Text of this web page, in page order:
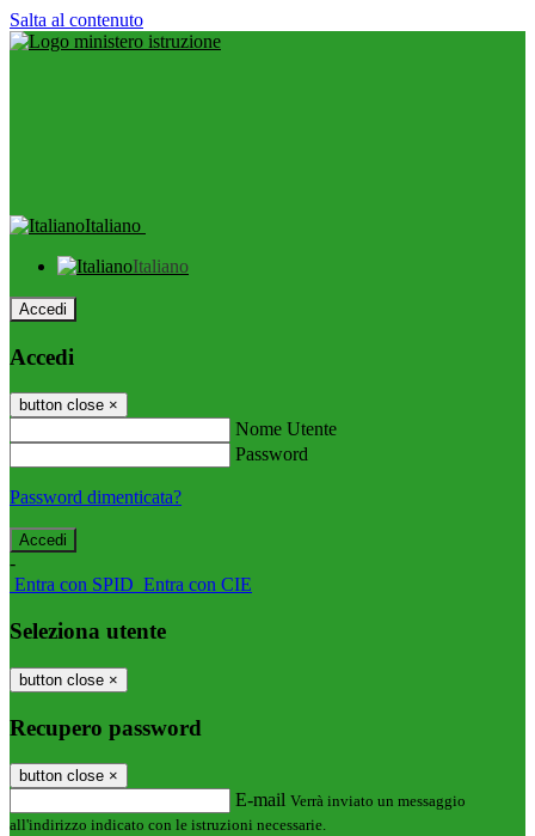
Salta al contenuto
Italiano
Italiano
Accedi
Accedi
button close ×
Nome Utente
Password
Password dimenticata?
-
Entra con SPID Entra con CIE
Seleziona utente
button close ×
Recupero password
button close ×
E-mail Verrà inviato un messaggio
all'indirizzo indicato con le istruzioni necessarie.